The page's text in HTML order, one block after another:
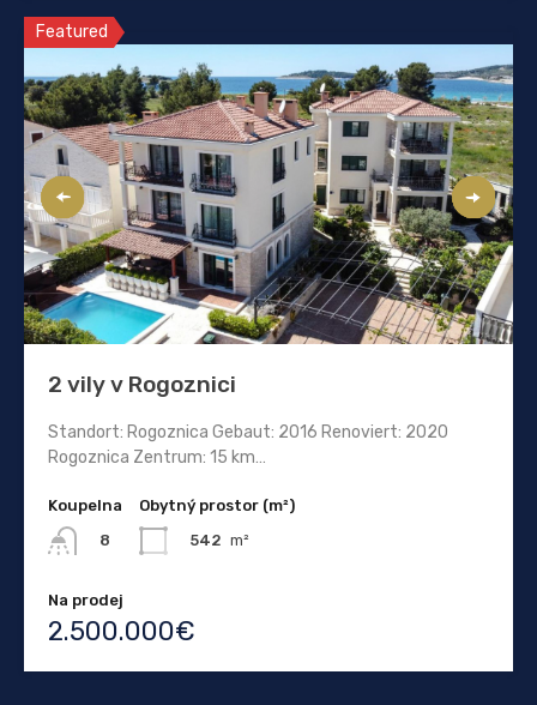
Featured
2 vily v Rogoznici
Standort: Rogoznica Gebaut: 2016 Renoviert: 2020
Rogoznica Zentrum: 15 km…
Koupelna
8
Obytný prostor (m²)
542 m²
Na prodej
2.500.000€